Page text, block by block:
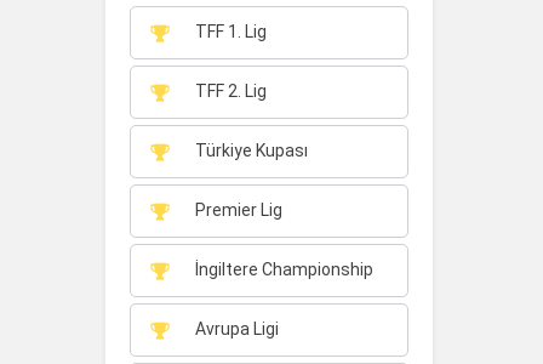
TFF 1. Lig
TFF 2. Lig
Türkiye Kupası
Premier Lig
İngiltere Championship
Avrupa Ligi